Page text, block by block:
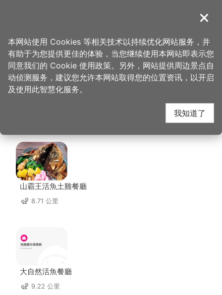
導覽
首页 > 想去的地方 > 美食、购物 > 比雅山景观咖啡座
比雅山景观咖啡座 周边
店家
山霸王活魚土雞餐廳
8.71 公里
大自然活魚餐廳
9.22 公里
关闭
本网站使用 Cookies 等相关技术以持续优化网站服务，并
有助于为您提供更佳的体验，当您继续使用本网站即表示您
同意我们的 Cookie 使用政策。另外，网站提供周边景点自
动侦测服务，建议您允许本网站取得您的位置资讯，以开启
及使用此智慧化服务。
我知道了